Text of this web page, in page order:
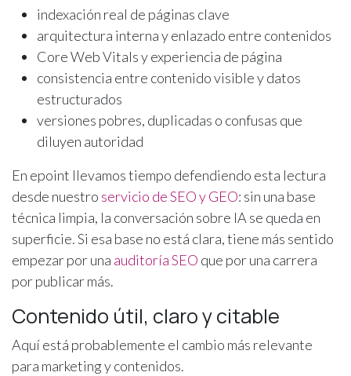
indexación real de páginas clave
arquitectura interna y enlazado entre contenidos
Core Web Vitals y experiencia de página
consistencia entre contenido visible y datos
estructurados
versiones pobres, duplicadas o confusas que
diluyen autoridad
En epoint llevamos tiempo defendiendo esta lectura
desde nuestro servicio de SEO y GEO: sin una base
técnica limpia, la conversación sobre IA se queda en
superficie. Si esa base no está clara, tiene más sentido
empezar por una auditoría SEO que por una carrera
por publicar más.
Contenido útil, claro y citable
Aquí está probablemente el cambio más relevante
para marketing y contenidos.